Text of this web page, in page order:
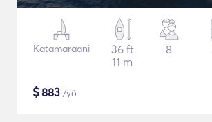
Katamaraani
36 ft
11 m
8
$883 /yö